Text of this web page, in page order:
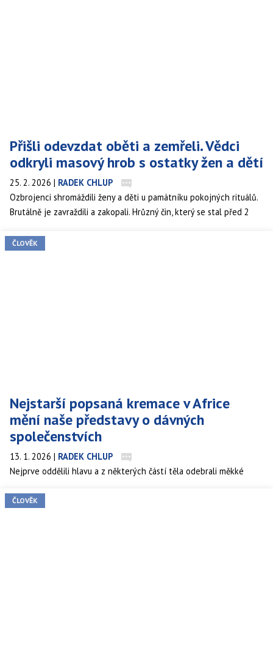
Přišli odevzdat oběti a zemřeli. Vědci
odkryli masový hrob s ostatky žen a dětí
25. 2. 2026 | RADEK CHLUP
Ozbrojenci shromáždili ženy a děti u památníku pokojných rituálů.
Brutálně je zavraždili a zakopali. Hrůzný čin, který se stal před 2
na dnešním území Srbska, znovu oživili archeologové.
ČLOVĚK
Nejstarší popsaná kremace v Africe
mění naše představy o dávných
společenstvích
13. 1. 2026 | RADEK CHLUP
Nejprve oddělili hlavu a z některých částí těla odebrali měkké
aby dosáhli co nejvyšší teploty. A pak tělo nechali plamenům. Tak
ČLOVĚK